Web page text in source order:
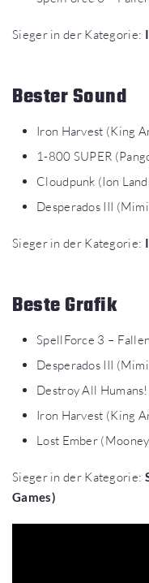
Sieger in der Kategorie:
Bester Sound
Iron Harvest (King
1-800 SUPER
Cloudpunk (Ion
Desperados III
Sieger in der Kategorie:
Beste Grafik
SpellForce 3 –
Desperados III
Destroy All
Iron Harvest (King
Lost Ember
Sieger in der Kategorie:
Games)